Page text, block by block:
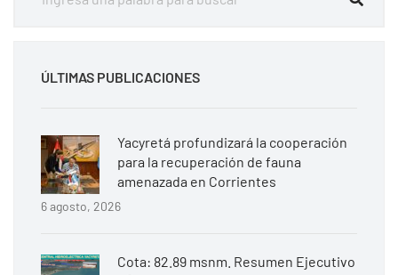
ÚLTIMAS PUBLICACIONES
Yacyretá profundizará la cooperación
para la recuperación de fauna
amenazada en Corrientes
6 agosto, 2026
Cota: 82.89 msnm. Resumen Ejecutivo